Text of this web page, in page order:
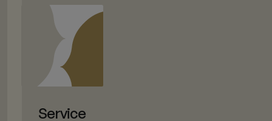
Service